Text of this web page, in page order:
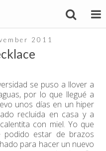
2011
se puso a llover a
por lo que llegué a
unos días en un hiper
recluida en casa y a
con miel. Yo que
estar de brazos
para hacer un nuevo